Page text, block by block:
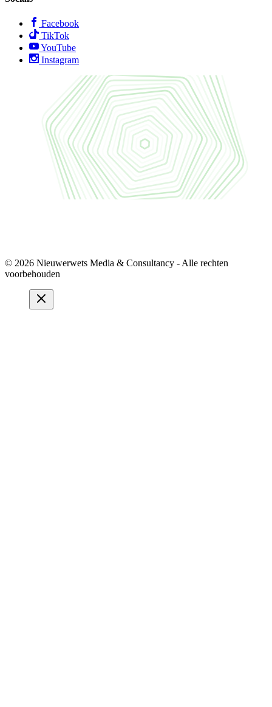
Facebook
TikTok
YouTube
Instagram
© 2026 Nieuwerwets Media & Consultancy - Alle rechten
voorbehouden